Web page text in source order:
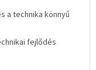
a technika könnyű
fejlődés